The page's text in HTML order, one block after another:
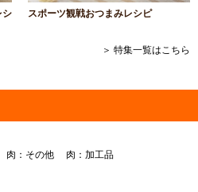
シ
スポーツ観戦おつまみレシピ
＞ 特集一覧はこちら
肉：その他 肉：加工品